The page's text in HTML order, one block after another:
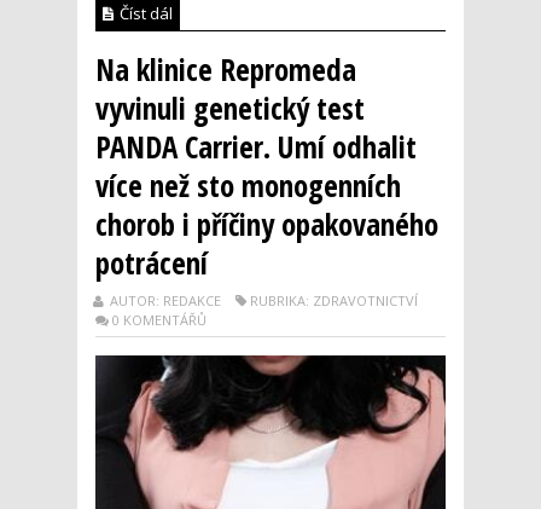
Číst dál
Na klinice Repromeda
vyvinuli genetický test
PANDA Carrier. Umí odhalit
více než sto monogenních
chorob i příčiny opakovaného
potrácení
AUTOR: REDAKCE
RUBRIKA: ZDRAVOTNICTVÍ
0 KOMENTÁŘŮ